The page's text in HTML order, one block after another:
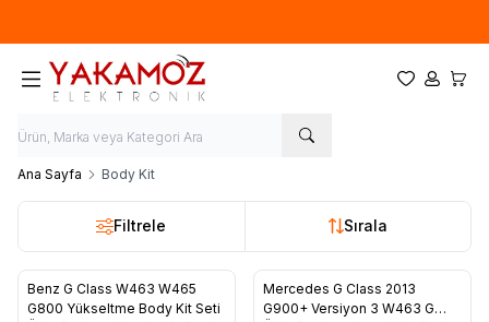
Favorilerim
Hesabım
Ana Sayfa Body Kit
Filtrele Sırala
Favorilere Ekle
Benz G Class W463 W465
G800 Yükseltme Body Kit Seti
Favorilere Ekle
Mercedes G Class 2013
G900+ Versiyon 3 W463 G